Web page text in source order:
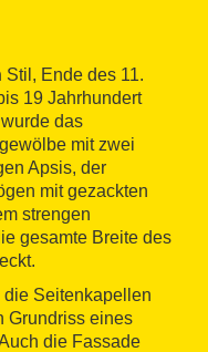
Stil, Ende des 11.
19 Jahrhundert
das
mit zwei
Apsis, der
mit gezackten
strengen
gesamte Breite des
die Seitenkapellen
Grundriss eines
die Fassade